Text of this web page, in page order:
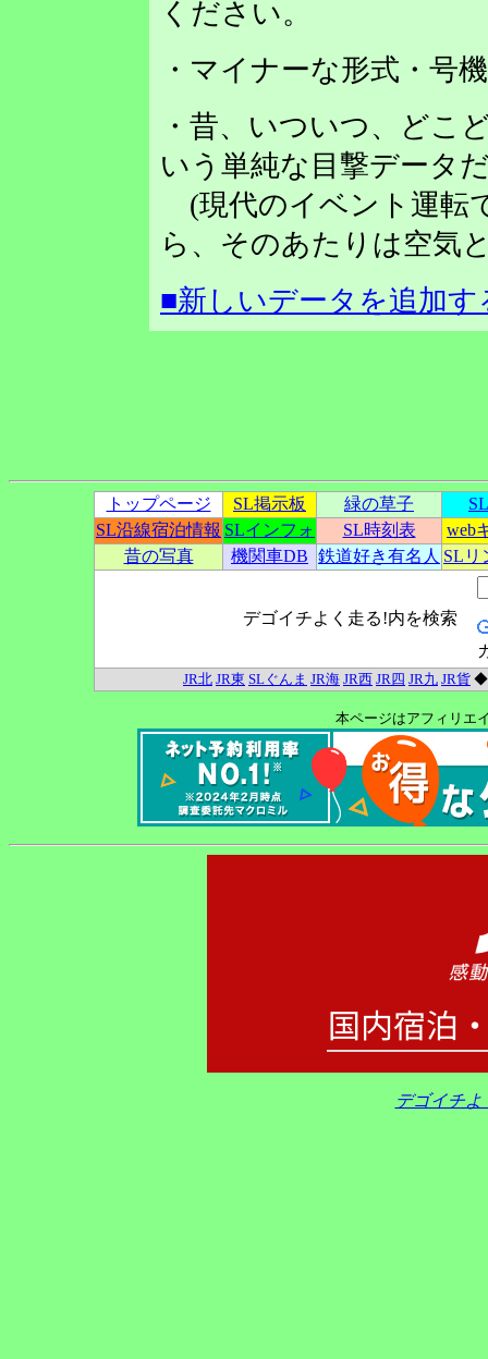
ください。
・マイナーな形式・号
・昔、いついつ、どこ
いう単純な目撃データ
(現代のイベント運転
ら、そのあたりは空気
■新しいデータを追加す
トップページ SL掲示板 緑の草子
SL沿線宿泊情報 SLインフォ SL時刻表
web
昔の写真
機関車DB 鉄道好き有名人 SLリ
デゴイチよく走る!内を検索
JR北 JR東 SLぐんま JR海 JR西 JR四 JR九 JR貨
本ページはアフィリエ
デゴイチよ